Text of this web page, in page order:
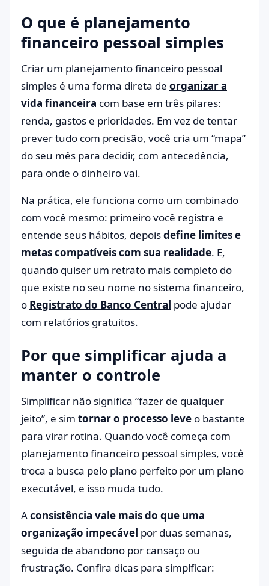
O que é planejamento
financeiro pessoal simples
Criar um planejamento financeiro pessoal
simples é uma forma direta de organizar a
vida financeira com base em três pilares:
renda, gastos e prioridades. Em vez de tentar
prever tudo com precisão, você cria um “mapa”
do seu mês para decidir, com antecedência,
para onde o dinheiro vai.
Na prática, ele funciona como um combinado
com você mesmo: primeiro você registra e
entende seus hábitos, depoisdefine limites e
metas compatíveis com sua realidade. E,
quando quiser um retrato mais completo do
que existe no seu nome no sistema financeiro,
o Registrato do Banco Central pode ajudar
com relatórios gratuitos.
Por que simplificar ajuda a
manter o controle
Simplificar não significa “fazer de qualquer
jeito”, e sim tornar o processo leve o bastante
para virar rotina. Quando você começa com
planejamento financeiro pessoal simples, você
troca a busca pelo plano perfeito por um plano
executável, e isso muda tudo.
Aconsistência vale mais do que uma
organização impecável por duas semanas,
seguida de abandono por cansaço ou
frustração. Confira dicas para simplficar: